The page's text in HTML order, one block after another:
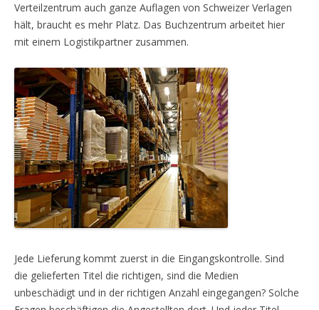
Verteilzentrum auch ganze Auflagen von Schweizer Verlagen
hält, braucht es mehr Platz. Das Buchzentrum arbeitet hier
mit einem Logistikpartner zusammen.
Jede Lieferung kommt zuerst in die Eingangskontrolle. Sind
die gelieferten Titel die richtigen, sind die Medien
unbeschädigt und in der richtigen Anzahl eingegangen? Solche